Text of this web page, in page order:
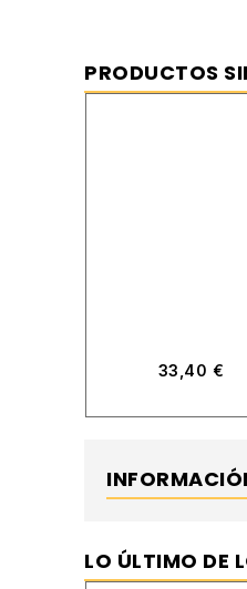
PRODUCTOS
33,40 €
LO ÚLTIMO DE